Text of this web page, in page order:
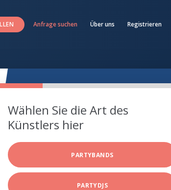
Anfrage suchen Über uns Registrieren
Wählen Sie die Art des
Künstlers hier
PARTYBANDS
PARTYDJS